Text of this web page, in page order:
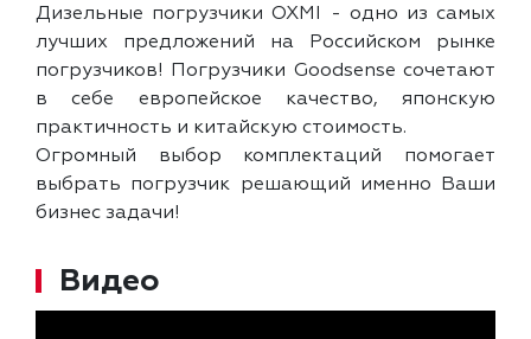
Дизельные погрузчики OXMI - одно из самых
лучших предложений на Российском рынке
погрузчиков! Погрузчики Goodsense сочетают
в себе европейское качество, японскую
практичность и китайскую стоимость.
Огромный выбор комплектаций помогает
выбрать погрузчик решающий именно Ваши
бизнес задачи!
Видео